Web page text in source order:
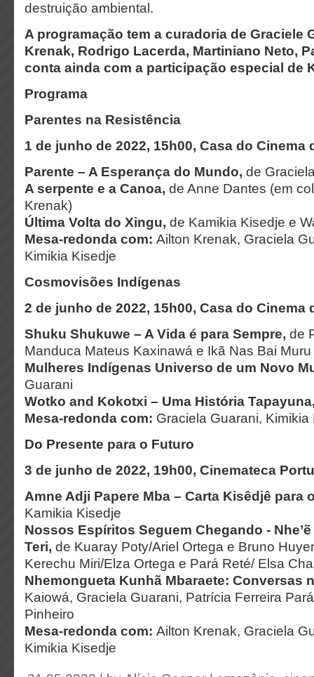
destruição ambiental.
A programação tem a curadoria de Graciele
Krenak, Rodrigo Lacerda, Martiniano Neto,
conta ainda com a participação especial de
Programa
Parentes na Resistência
1 de junho de 2022, 15h00, Casa do Cinema
Parente – A Esperança do Mundo, de
A serpente e a Canoa, de Anne Dantes (em
Krenak)
Última Volta do Xingu, de Kamikia Kisedje e
Mesa-redonda com: Ailton Krenak, Graciela
Kimikia Kisedje
Cosmovisões Indígenas
2 de junho de 2022, 15h00, Casa do Cinema
Shuku Shukuwe – A Vida é para Sempre, de
Manduca Mateus Kaxinawá e Ikã Nas Bai
Mulheres Indígenas Universo de um Novo
Guarani
Wotko and Kokotxi – Uma História
Mesa-redonda com: Graciela Guarani, Kimikia
Do Presente para o Futuro
3 de junho de 2022, 19h00, Cinemateca
Amne Adji Papere Mba – Carta Kisêdjê para
Kamikia Kisedje
Nossos Espíritos Seguem Chegando -
Teri, de Kuaray Poty/Ariel Ortega e Bruno
Kerechu Miri/Elza Ortega e Pará Reté/ Elsa
Nhemongueta Kunhã Mbaraete: Conversas
Kaiowá, Graciela Guarani, Patrícia Ferreira
Pinheiro
Mesa-redonda com: Ailton Krenak, Graciela
Kimikia Kisedje